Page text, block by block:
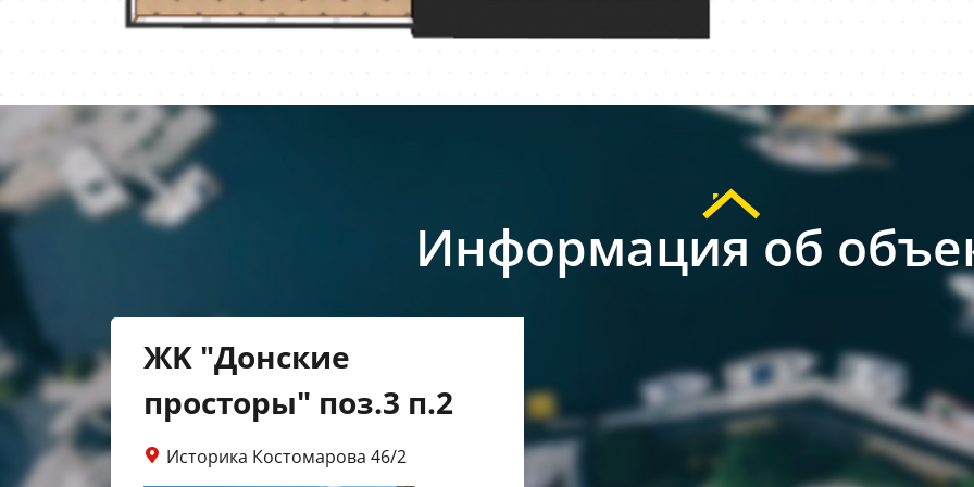
Информация об
ЖK "Донские
просторы" поз.3 п.2
Историка Костомарова 46/2